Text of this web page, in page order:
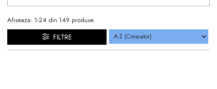
Termosuri, recipiente
mâncare pentru copii
Suzete bebe
Termometre copii
Afiseaza: 1-24 din 149 produse
FILTRE